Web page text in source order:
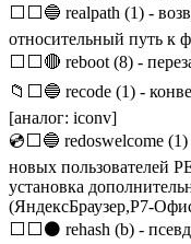
⬜⬜🔵 realpath (1) -
относительный путь к
⬜⬜🔴 reboot (8) -
📁⬜🔵 recode (1) -
[аналог: iconv]
💿⬜🔵 redoswelcome
новых пользователей
установка
(ЯндексБраузер,Р7-
⬜⬜⚫ rehash (b) -